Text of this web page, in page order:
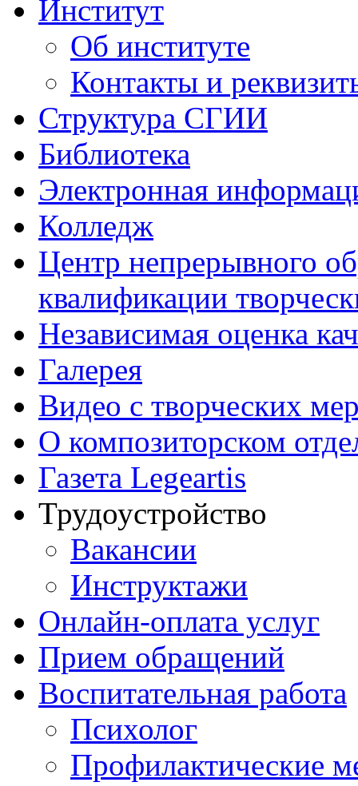
Институт
Об институте
Контакты и
Структура СГИИ
Библиотека
Электронная
Колледж
Центр непрерывного
квалификации
Независимая оценка
Галерея
Видео с творческих
О композиторском
Газета Legeartis
Трудоустройство
Вакансии
Инструктажи
Онлайн-оплата услуг
Прием обращений
Воспитательная работа
Психолог
Профилактические